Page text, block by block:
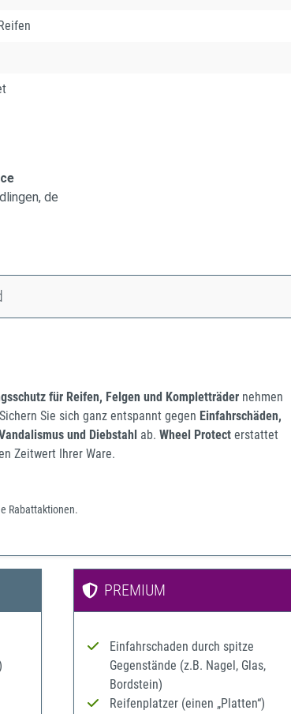
de
für Reifen, Felgen und Kompletträder nehmen
Sie sich ganz entspannt gegen Einfahrschäden,
und Diebstahl ab. Wheel Protect erstattet
Zeitwert Ihrer Ware.
Rabattaktionen.
PREMIUM
Einfahrschaden durch spitze
Gegenstände (z.B. Nagel, Glas,
Bordstein)
Reifenplatzer (einen „Platten“)